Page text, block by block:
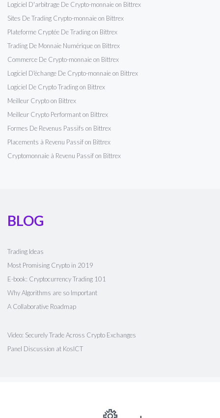
Logiciel D'arbitrage De Crypto-monnaie on Bittrex
Sites De Trading Crypto-monnaie on Bittrex
Plateforme Cryptée De Trading on Bittrex
Trading De Monnaie Numérique on Bittrex
Commerce De Crypto-monnaie on Bittrex
Logiciel D'échange De Crypto-monnaie on Bittrex
Logiciel De Crypto Trading on Bittrex
Meilleur Crypto on Bittrex
Meilleur Crypto Performant on Bittrex
Formes De Revenus Passifs on Bittrex
Placements à Revenu Passif on Bittrex
Cryptomonnaie à Revenu Passif on Bittrex
BLOG
Trading Ideas
Most Promising Crypto in 2019
E-book: Cryptocurrency Trading 101
Why Algorithms are so Important
A Collaborative Roadmap
Video: Securely Trade Across Crypto Exchanges
Panel Discussion at KosICT